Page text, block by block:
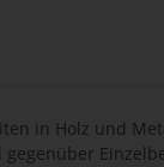
in Holz und